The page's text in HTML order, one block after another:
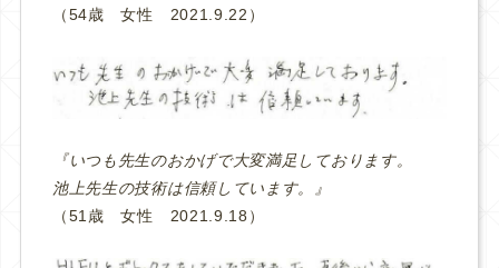
（54歳 女性 2021.9.22）
『いつも先生のおかげで大変満足しております。
池上先生の技術は信頼しています。』
（51歳 女性 2021.9.18）